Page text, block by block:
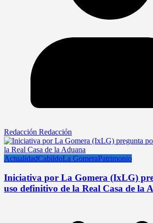
Redacción Redacción
ActualidadCabildoLa GomeraPatrimonio
Iniciativa por La Gomera (IxLG)
uso definitivo de la Real Casa de la